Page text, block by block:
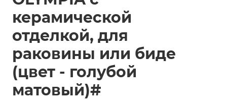
керамической
отделкой, для
раковины или биде
(цвет - голубой
матовый)#